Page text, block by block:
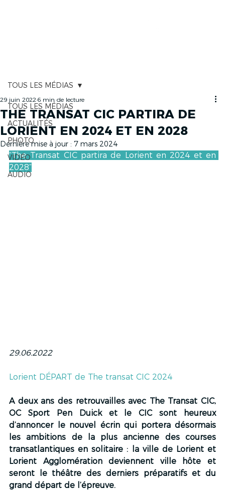
TOUS LES MÉDIAS
ACTUALITÉS
PHOTO
VIDÉO
AUDIO
TOUS LES MÉDIAS
THE TRANSAT CIC PARTIRA DE
LORIENT EN 2024 ET EN 2028
29 juin 2022 6 min de lecture
Dernière mise à jour : 7 mars 2024
“The Transat CIC partira de Lorient en 2024 et en
2028”
29.06.2022
Lorient DÉPART de The transat CIC 2024
A deux ans des retrouvailles avec The Transat CIC,
OC Sport Pen Duick et le CIC sont heureux
d’annoncer le nouvel écrin qui portera désormais
les ambitions de la plus ancienne des courses
transatlantiques en solitaire : la ville de Lorient et
Lorient Agglomération deviennent ville hôte et
seront le théâtre des derniers préparatifs et du
grand départ de l’épreuve.